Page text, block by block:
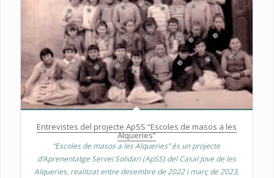
Entrevistes del projecte ApSS “Escoles de masos a les
Alqueries”
“Escoles de masos a les Alqueries” és un projecte
d’Aprenentatge Servei Solidari (ApSS) del Casal Jove de les
Alqueries, realitzat entre desembre de 2022 i març de 2023,